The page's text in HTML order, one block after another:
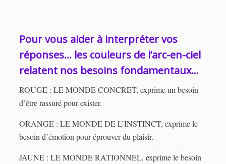
Pour vous aider à interpréter vos
réponses… les couleurs de l’arc-en-ciel
relatent nos besoins fondamentaux…
ROUGE : LE MONDE CONCRET, exprime un besoin
d’être rassuré pour exister.
ORANGE : LE MONDE DE L’INSTINCT, exprime le
besoin d’émotion pour éprouver du plaisir.
JAUNE : LE MONDE RATIONNEL, exprime le besoin